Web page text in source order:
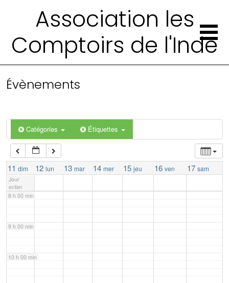
Association les
Comptoirs de l'Inde
Évènements
Catégories Étiquettes
11 dim 12 lun 13 mar 14 mer 15 jeu 16 ven 17 sam
Jour
entier
3 h 00 min
6 h 00 min
7 h 00 min
8 h 00 min
9 h 00 min
10 h 00 min